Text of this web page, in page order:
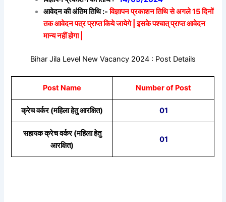
आवेदन की अंतिम तिथि :-विज्ञापन प्रकाशन तिथि से अगले 15 दिनों
तक आवेदन पत्र प्राप्त किये जायेगे | इसके पश्चात् प्राप्त आवेदन
मान्य नहीं होगा |
Bihar Jila Level New Vacancy 2024 : Post Details
Post Name Number of Post
क्रेच वर्कर (महिला हेतु आरक्षित) 01
सहायक क्रेच वर्कर (महिला हेतु
आरक्षित)
01